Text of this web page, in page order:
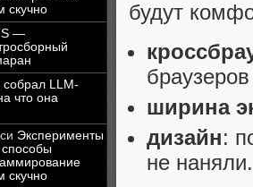
скучно
—
собрал LLM-
что она
Эксперименты
способы
скучно
будут
ширина
дизайн:
не наняли.